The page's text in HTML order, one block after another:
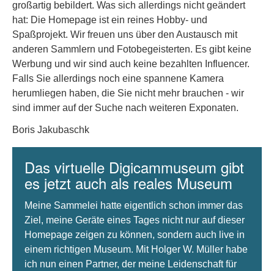
großartig bebildert. Was sich allerdings nicht geändert
hat: Die Homepage ist ein reines Hobby- und
Spaßprojekt. Wir freuen uns über den Austausch mit
anderen Sammlern und Fotobegeisterten. Es gibt keine
Werbung und wir sind auch keine bezahlten Influencer.
Falls Sie allerdings noch eine spannene Kamera
herumliegen haben, die Sie nicht mehr brauchen - wir
sind immer auf der Suche nach weiteren Exponaten.
Boris Jakubaschk
Das virtuelle Digicammuseum gibt
es jetzt auch als reales Museum
Meine Sammelei hatte eigentlich schon immer das
Ziel, meine Geräte eines Tages nicht nur auf dieser
Homepage zeigen zu können, sondern auch live in
einem richtigen Museum. Mit Holger W. Müller habe
ich nun einen Partner, der meine Leidenschaft für